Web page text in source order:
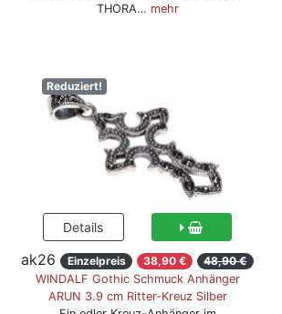
THORA… mehr
Reduziert!
ak26 Einzelpreis 38,90 €
48,90 €
WINDALF Gothic Schmuck Anhänger
ARUN 3.9 cm Ritter-Kreuz Silber